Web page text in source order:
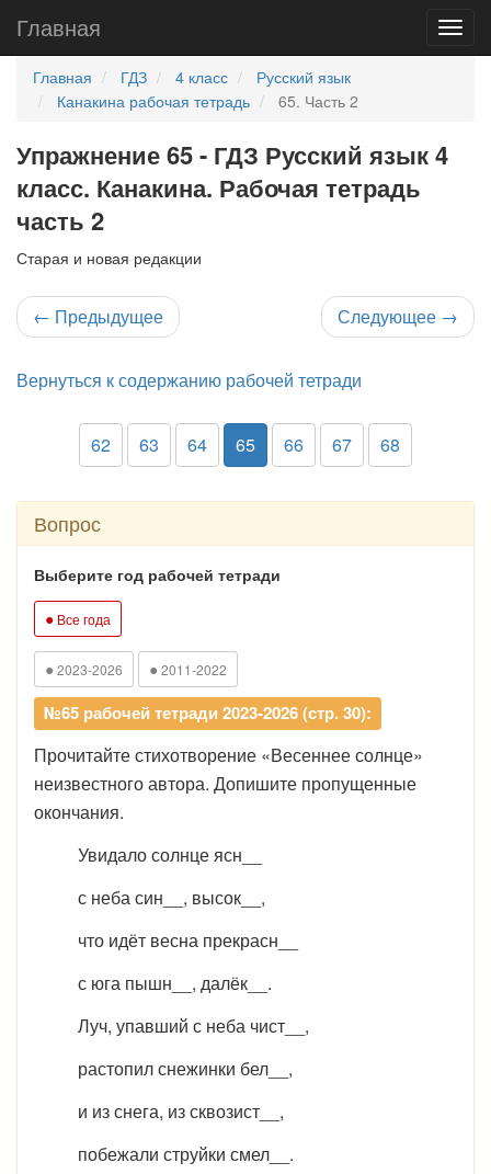
Главная
Главная ГДЗ 4 класс
Русский язык
Канакина рабочая тетрадь
65. Часть 2
Упражнение 65 - ГДЗ Русский язык 4
класс. Канакина. Рабочая тетрадь
часть 2
Старая и новая редакции
← Предыдущее Следующее →
Вернуться к содержанию рабочей тетради
62 63 64 65 66 67 68
Вопрос
Выберите год рабочей тетради
● Все года
● 2023-2026 ● 2011-2022
№65 рабочей тетради 2023-2026 (стр. 30):
Прочитайте стихотворение «Весеннее солнце»
неизвестного автора. Допишите пропущенные
окончания.
Увидало солнце ясн__
с неба син__, высок__,
что идёт весна прекрасн__
с юга пышн__, далёк__.
Луч, упавший с неба чист__,
растопил снежинки бел__,
и из снега, из сквозист__,
побежали струйки смел__.